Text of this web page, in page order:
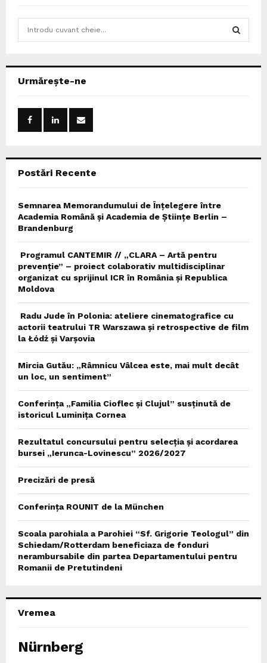
h
Urmărește-ne
Postări Recente
Semnarea Memorandumului de Înțelegere între
Academia Română și Academia de Științe Berlin –
Brandenburg
Programul CANTEMIR // „CLARA – Artă pentru
prevenție” – proiect colaborativ multidisciplinar
organizat cu sprijinul ICR în România și Republica
Moldova
Radu Jude în Polonia: ateliere cinematografice cu
actorii teatrului TR Warszawa și retrospective de film
la Łódź și Varșovia
Mircia Gutău: „Râmnicu Vâlcea este, mai mult decât
un loc, un sentiment”
Conferința „Familia Cioflec și Clujul” susținută de
istoricul Luminița Cornea
Rezultatul concursului pentru selecția și acordarea
bursei „Ierunca-Lovinescu” 2026/2027
Precizări de presă
Conferința ROUNIT de la München
Scoala parohiala a Parohiei “Sf. Grigorie Teologul” din
Schiedam/Rotterdam beneficiaza de fonduri
nerambursabile din partea Departamentului pentru
Romanii de Pretutindeni
Vremea
Nürnberg